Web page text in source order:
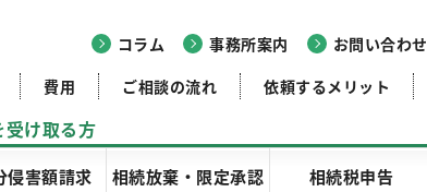
コラム 事務所案内 お問い合わせ
費用 ご相談の流れ 依頼するメリット
受け取る方
侵害額請求 相続放棄・限定承認 相続税申告